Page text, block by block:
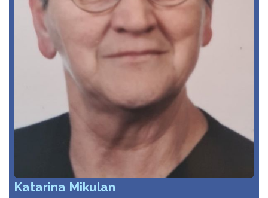
Katarina Mikulan